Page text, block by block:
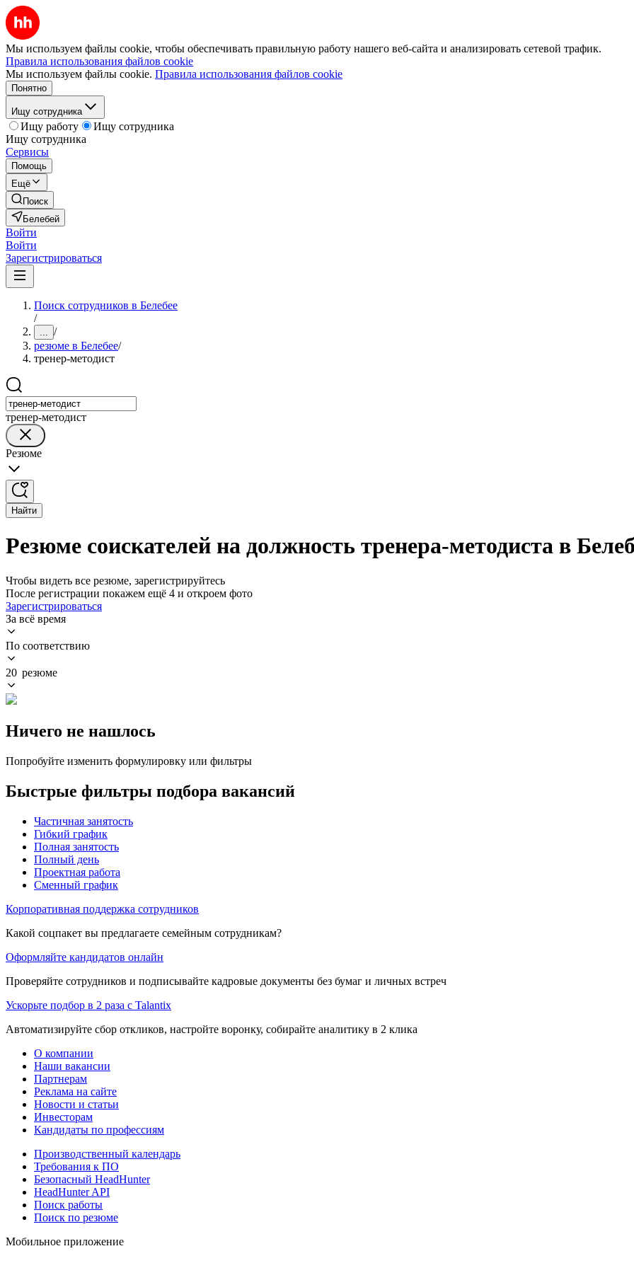
Мы используем файлы cookie, чтобы обеспечивать правильную работу нашего веб-сайта и анализировать сетевой трафик.
Правила использования файлов cookie
Мы используем файлы cookie. Правила использования файлов cookie
Понятно
Ищу сотрудника
Ищу работу
Ищу сотрудника
Ищу сотрудника
Сервисы
Помощь
Ещё
Поиск
Белебей
Войти
Войти
Зарегистрироваться
Поиск сотрудников в Белебее
/
... /
резюме в Белебее/
тренер-методист
тренер-методист
Резюме
Найти
Резюме соискателей на должность тренера-методиста в
Чтобы видеть все резюме, зарегистрируйтесь
После регистрации покажем ещё 4 и откроем фото
Зарегистрироваться
За всё время
По соответствию
20 резюме
Ничего не нашлось
Попробуйте изменить формулировку или фильтры
Быстрые фильтры подбора вакансий
Частичная занятость
Гибкий график
Полная занятость
Полный день
Проектная работа
Сменный график
Корпоративная поддержка сотрудников
Какой соцпакет вы предлагаете семейным сотрудникам?
Оформляйте кандидатов онлайн
Проверяйте сотрудников и подписывайте кадровые документы без бумаг и личных встреч
Ускорьте подбор в 2 раза с Talantix
Автоматизируйте сбор откликов, настройте воронку, собирайте аналитику в 2 клика
О компании
Наши вакансии
Партнерам
Реклама на сайте
Новости и статьи
Инвесторам
Кандидаты по профессиям
Производственный календарь
Требования к ПО
Безопасный HeadHunter
HeadHunter API
Поиск работы
Поиск по резюме
Мобильное приложение